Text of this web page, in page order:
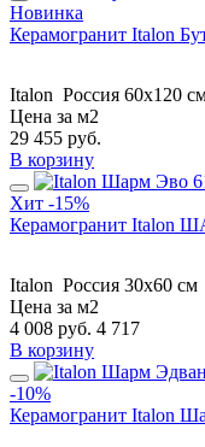
Новинка
Керамогранит Italon
Italon Россия 60x120
Цена за м2
29 455 руб.
В корзину
Хит -15%
Керамогранит
Italon Россия 30x60 см
Цена за м2
4 008 руб. 4 717
В корзину
-10%
Керамогранит Italon